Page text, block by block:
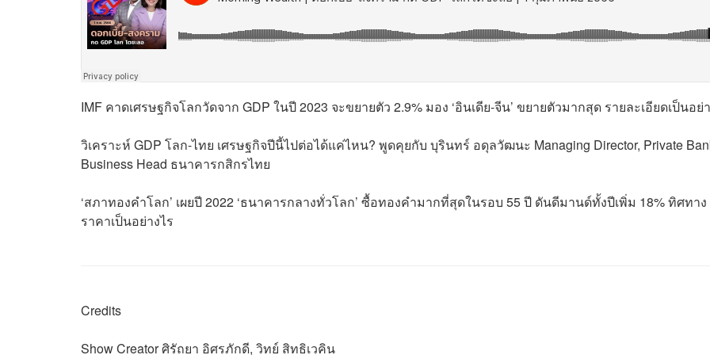
IMF คาดเศรษฐกิจโลกวัดจาก GDP ในปี 2023 จะขยายตัว 2.9% มอง ‘อินเดีย-จีน’ ขยายตัวมากสุด รายละเอียดเป็นอย่
วิเคราะห์ GDP โลก-ไทย เศรษฐกิจปีนี้ไปต่อได้แค่ไหน? พูดคุยกับ บุรินทร์ อดุลวัฒนะ Managing Director, Private
Business Head​ ธนาคารกสิกรไทย
‘สภาทองคำโลก’ เผยปี 2022 ‘ธนาคารกลางทั่วโลก’ ซื้อทองคำมากที่สุดในรอบ 55 ปี ดันดีมานด์ทั้งปีเพิ่ม 18% ทิศทาง
ราคาเป็นอย่างไร
Credits
Show Creator ศิรัถยา อิศรภักดี, วิทย์ สิทธิเวคิน